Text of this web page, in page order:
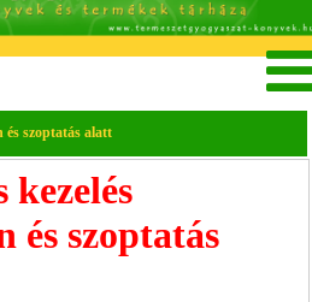
és szoptatás alatt
kezelés
és szoptatás